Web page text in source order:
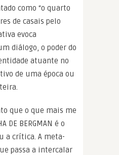
como “o quarto
de casais pelo
evoca
diálogo, o poder do
atuante no
de uma época ou
que o que mais me
DE BERGMAN é o
a crítica. A meta-
passa a intercalar